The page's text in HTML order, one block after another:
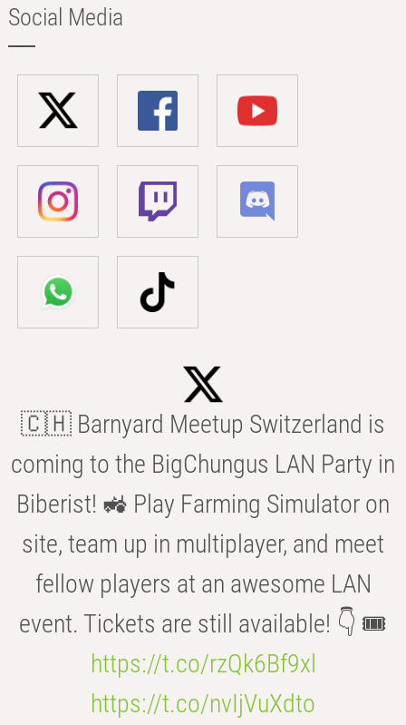
Social Media
🇨🇭 Barnyard Meetup Switzerland is
coming to the BigChungus LAN Party in
Biberist! 🚜 Play Farming Simulator on
site, team up in multiplayer, and meet
fellow players at an awesome LAN
event. Tickets are still available! 👇 🎟️
https://t.co/rzQk6Bf9xl
https://t.co/nvIjVuXdto